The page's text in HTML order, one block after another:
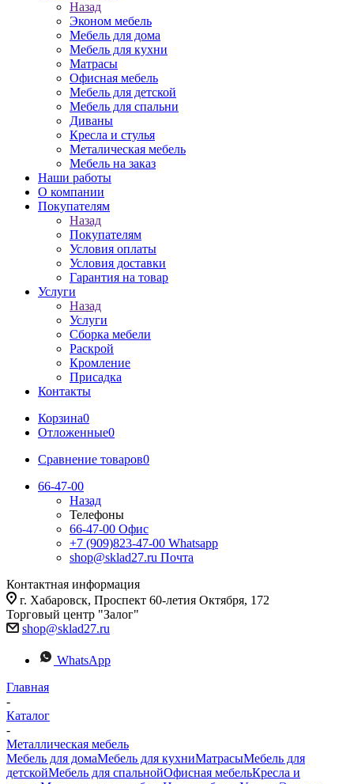
Назад
Эконом мебель
Мебель для дома
Мебель для кухни
Матрасы
Офисная мебель
Мебель для детской
Мебель для спальни
Диваны
Кресла и стулья
Металическая мебель
Мебель на заказ
Наши работы
О компании
Покупателям
Назад
Покупателям
Условия оплаты
Условия доставки
Гарантия на товар
Услуги
Назад
Услуги
Сборка мебели
Раскрой
Кромление
Присадка
Контакты
Корзина0
Отложенные0
Сравнение товаров0
66-47-00
Назад
Телефоны
66-47-00 Офис
+7 (909)823-47-00 Whatsapp
shop@sklad27.ru Почта
Контактная информация
г. Хабаровск, Проспект 60-летия Октября, 172
Торговый центр "Залог"
shop@sklad27.ru
WhatsApp
Главная
-
Каталог
-
Металлическая мебель
Мебель для домаМебель для кухниМатраcыМебель для
детскойМебель для спальнойОфисная мебельКресла и